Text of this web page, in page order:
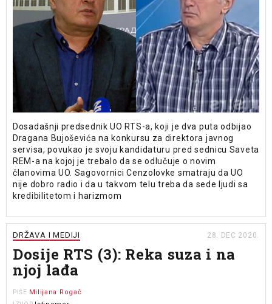
Dosadašnji predsednik UO RTS-a, koji je dva puta odbijao
Dragana Bujoševića na konkursu za direktora javnog
servisa, povukao je svoju kandidaturu pred sednicu Saveta
REM-a na kojoj je trebalo da se odlučuje o novim
članovima UO. Sagovornici Cenzolovke smatraju da UO
nije dobro radio i da u takvom telu treba da sede ljudi sa
kredibilitetom i harizmom
DRŽAVA I MEDIJI 28. DEC 2020.
Dosije RTS (3): Reka suza i na
njoj lađa
PIŠE Milijana Rogač